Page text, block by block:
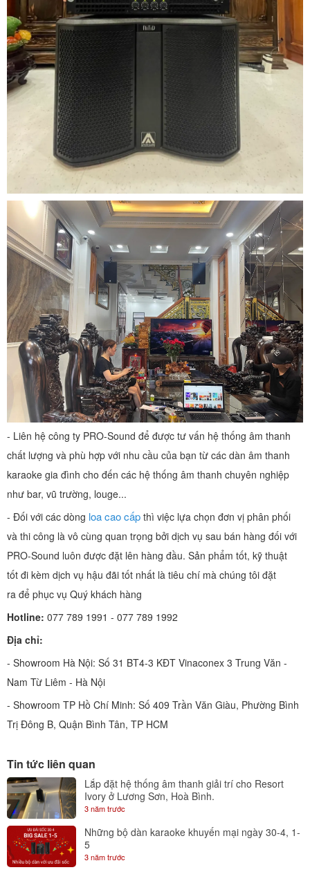
- Liên hệ công ty PRO-Sound để được tư vấn hệ thống âm thanh
chất lượng và phù hợp với nhu cầu của bạn từ các dàn âm thanh
karaoke gia đình cho đến các hệ thống âm thanh chuyên nghiệp
như bar, vũ trường, louge...
- Đối với các dòng loa cao cấp thì việc lựa chọn đơn vị phân phối
và thi công là vô cùng quan trọng bởi dịch vụ sau bán hàng đối với
PRO-Sound luôn được đặt lên hàng đầu. Sản phẩm tốt, kỹ thuật
tốt đi kèm dịch vụ hậu đãi tốt nhất là tiêu chí mà chúng tôi đặt
ra để phục vụ Quý khách hàng
Hotline: 077 789 1991 - 077 789 1992
Địa chỉ:
- Showroom Hà Nội: Số 31 BT4-3 KĐT Vinaconex 3 Trung Văn -
Nam Từ Liêm - Hà Nội
- Showroom TP Hồ Chí Minh: Số 409 Trần Văn Giàu, Phường Bình
Trị Đông B, Quận Bình Tân, TP HCM
Tin tức liên quan
Lắp đặt hệ thống âm thanh giải trí cho Resort
Ivory ở Lương Sơn, Hoà Bình.
3 năm trước
Những bộ dàn karaoke khuyến mại ngày 30-4, 1-
5
3 năm trước